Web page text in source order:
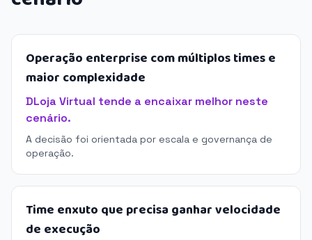
Operação enterprise com múltiplos times e
maior complexidade
DLoja Virtual tende a encaixar melhor neste
cenário.
A decisão foi orientada por escala e governança de
operação.
Time enxuto que precisa ganhar velocidade
de execução